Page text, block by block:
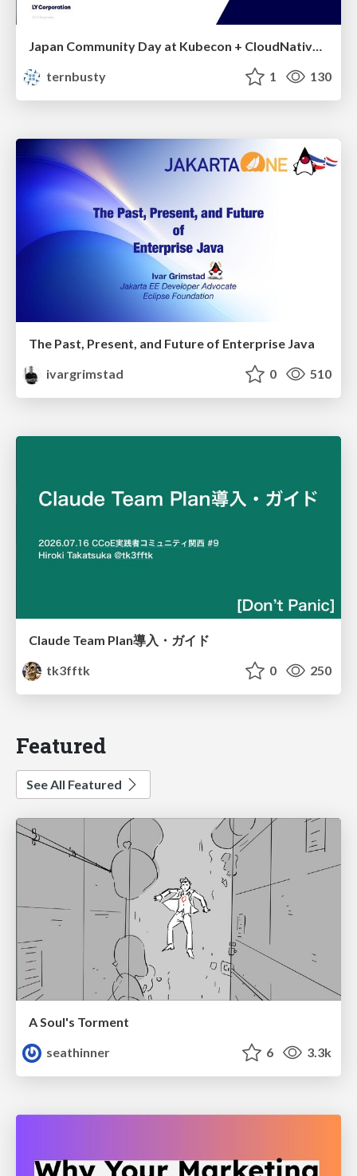
Japan Community Day at Kubecon + CloudNativeCon Japan 2026: Learning Container Privilege Control by Building My Own Low-Level Container Runtime
ternbusty
1 130
The Past, Present, and Future of Enterprise Java
ivargrimstad
0 510
Claude Team Plan導入・ガイド
tk3fftk
0 250
Featured
See All Featured
A Soul's Torment
seathinner
6 3.3k